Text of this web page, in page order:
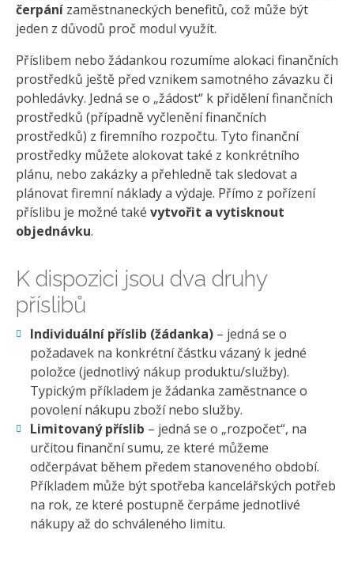
čerpání zaměstnaneckých benefitů, což může být
jeden z důvodů proč modul využít.
Příslibem nebo žádankou rozumíme alokaci finančních
prostředků ještě před vznikem samotného závazku či
pohledávky. Jedná se o „žádost“ k přidělení finančních
prostředků (případně vyčlenění finančních
prostředků) z firemního rozpočtu. Tyto finanční
prostředky můžete alokovat také z konkrétního
plánu, nebo zakázky a přehledně tak sledovat a
plánovat firemní náklady a výdaje. Přímo z pořízení
příslibu je možné také vytvořit a vytisknout
objednávku.
K dispozici jsou dva druhy
příslibů
Individuální příslib (žádanka) – jedná se o
požadavek na konkrétní částku vázaný k jedné
položce (jednotlivý nákup produktu/služby).
Typickým příkladem je žádanka zaměstnance o
povolení nákupu zboží nebo služby.
Limitovaný příslib – jedná se o „rozpočet“, na
určitou finanční sumu, ze které můžeme
odčerpávat během předem stanoveného období.
Příkladem může být spotřeba kancelářských potřeb
na rok, ze které postupně čerpáme jednotlivé
nákupy až do schváleného limitu.